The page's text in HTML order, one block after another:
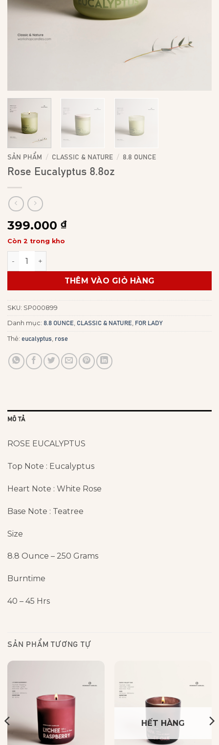
SẢN PHẨM / CLASSIC & NATURE / 8.8 OUNCE
Rose Eucalyptus 8.8oz
399.000 ₫
Còn 2 trong kho
Rose Eucalyptus 8.8oz số lượng
THÊM VÀO GIỎ HÀNG
SKU: SP000899
Danh mục: 8.8 OUNCE, CLASSIC & NATURE, FOR LADY
Thẻ: eucalyptus, rose
MÔ TẢ
ROSE EUCALYPTUS
Top Note : Eucalyptus
Heart Note : White Rose
Base Note : Teatree
Size
8.8 Ounce – 250 Grams
Burntime
40 – 45 Hrs
SẢN PHẨM TƯƠNG TỰ
HẾT HÀNG